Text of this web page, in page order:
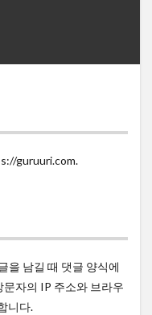
guruuri.com.
을 남길 때 댓글 양식에
문자의 IP 주소와 브라우
니다.